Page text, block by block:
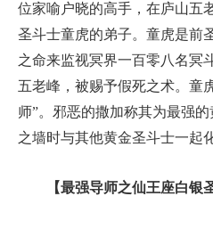
位家喻户晓的高手，在庐山五
圣斗士童虎的弟子。童虎是前
之命来监视冥界一百零八名冥
五老峰，被赐予假死之术。童
师”。邪恶的撒加称其为最强
之墙时与其他黄金圣斗士一起
【最强导师之仙王座白银